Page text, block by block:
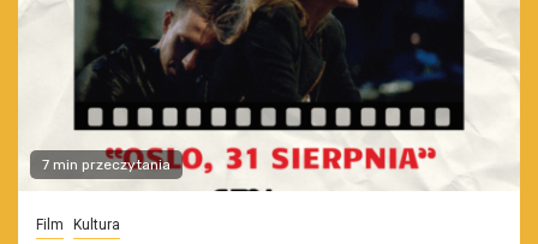
7 min przeczytania
Film Kultura